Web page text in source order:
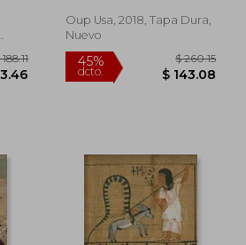
45%
dcto.
Inglés)
Oup Usa, 2018, Tapa Dura,
Nuevo